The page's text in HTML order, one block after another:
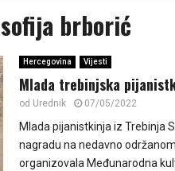
sofija brborić
Hercegovina Vijesti
Mlada trebinjska
od Urednik 07/05/2022
Mlada pijanistkinja iz Trebinja
nagradu na nedavno
organizovala Međunarodna